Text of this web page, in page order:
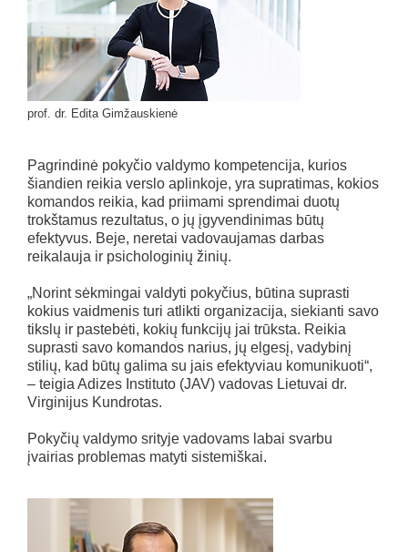
prof. dr. Edita Gimžauskienė
Pagrindinė pokyčio valdymo kompetencija, kurios
šiandien reikia verslo aplinkoje, yra supratimas, kokios
komandos reikia, kad priimami sprendimai duotų
trokštamus rezultatus, o jų įgyvendinimas būtų
efektyvus. Beje, neretai vadovaujamas darbas
reikalauja ir psichologinių žinių.
„Norint sėkmingai valdyti pokyčius, būtina suprasti
kokius vaidmenis turi atlikti organizacija, siekianti savo
tikslų ir pastebėti, kokių funkcijų jai trūksta. Reikia
suprasti savo komandos narius, jų elgesį, vadybinį
stilių, kad būtų galima su jais efektyviau komunikuoti“,
– teigia Adizes Instituto (JAV) vadovas Lietuvai dr.
Virginijus Kundrotas.
Pokyčių valdymo srityje vadovams labai svarbu
įvairias problemas matyti sistemiškai.